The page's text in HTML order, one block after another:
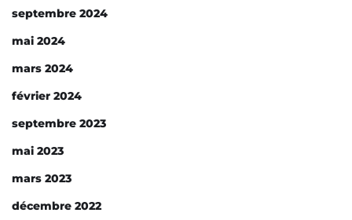
septembre 2024
mai 2024
mars 2024
février 2024
septembre 2023
mai 2023
mars 2023
décembre 2022